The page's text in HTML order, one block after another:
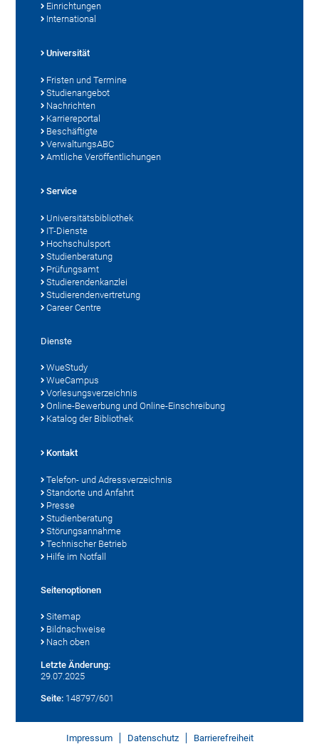
Einrichtungen
International
Universität
Fristen und Termine
Studienangebot
Nachrichten
Karriereportal
Beschäftigte
VerwaltungsABC
Amtliche Veröffentlichungen
Service
Universitätsbibliothek
IT-Dienste
Hochschulsport
Studienberatung
Prüfungsamt
Studierendenkanzlei
Studierendenvertretung
Career Centre
Dienste
WueStudy
WueCampus
Vorlesungsverzeichnis
Online-Bewerbung und Online-Einschreibung
Katalog der Bibliothek
Kontakt
Telefon- und Adressverzeichnis
Standorte und Anfahrt
Presse
Studienberatung
Störungsannahme
Technischer Betrieb
Hilfe im Notfall
Seitenoptionen
Sitemap
Bildnachweise
Nach oben
Letzte Änderung:
29.07.2025
Seite: 148797/601
Impressum Datenschutz Barrierefreiheit